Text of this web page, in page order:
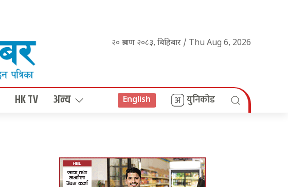
२० श्रावण २०८३, बिहिबार / Thu Aug 6, 2026
HK TV अन्य English युनिकोड